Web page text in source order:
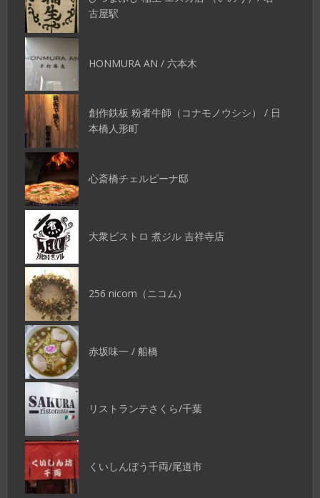
古屋駅
HONMURA AN / 六本木
創作鉄板 粉者牛師（コナモノウシシ） / 日
本橋人形町
心斎橋チェルピーナ邸
大衆ビストロ 煮ジル 吉祥寺店
256 nicom（ニコム）
赤坂味一 / 船橋
リストランテさくら/千葉
くいしんぼう千両/尾道市